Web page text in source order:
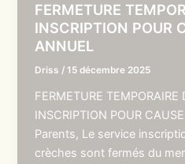
FERMETURE
INSCRIPTION POUR
ANNUEL
Driss /15 décembre 2025
FERMETURE TEMPORAIRE
INSCRIPTION POUR
Parents, Le service
crèches sont fermés du